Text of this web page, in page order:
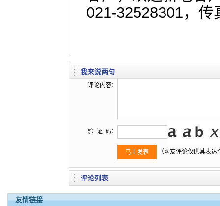
021-32528301，传
我来说两句
评论内容：
验 证 码：
（网友评论仅供其表
评论列表
友情链接